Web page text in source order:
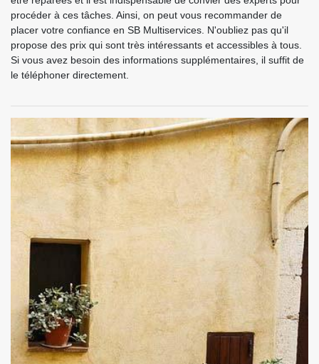
procéder à ces tâches. Ainsi, on peut vous recommander de
placer votre confiance en SB Multiservices. N'oubliez pas qu'il
propose des prix qui sont très intéressants et accessibles à tous.
Si vous avez besoin des informations supplémentaires, il suffit de
le téléphoner directement.